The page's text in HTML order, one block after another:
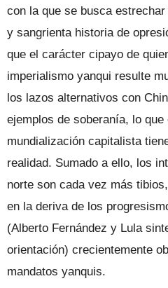
con la que se busca
y sangrienta historia de
que el carácter cipayo de
imperialismo yanqui resulte
los lazos alternativos con
ejemplos de soberanía, lo que
mundialización capitalista
realidad. Sumado a ello, los
norte son cada vez más
en la deriva de los
(Alberto Fernández y Lula
orientación) crecientemente
mandatos yanquis.